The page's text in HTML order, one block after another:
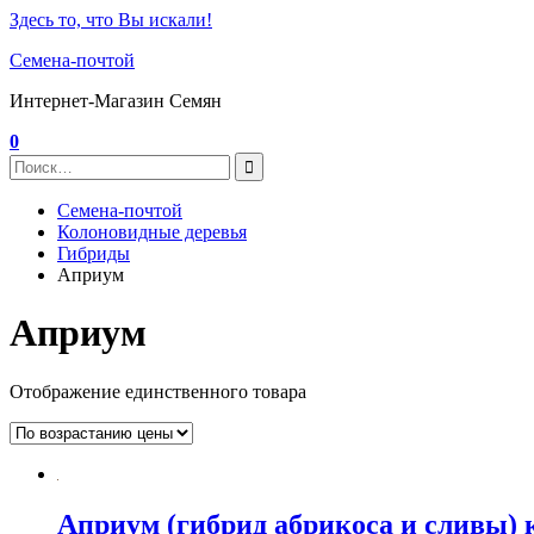
Здесь то, что Вы искали!
Семена-почтой
Интернет-Магазин Семян
0
Семена-почтой
Колоновидные деревья
Гибриды
Априум
Априум
Отображение единственного товара
Априум (гибрид абрикоса и сливы)